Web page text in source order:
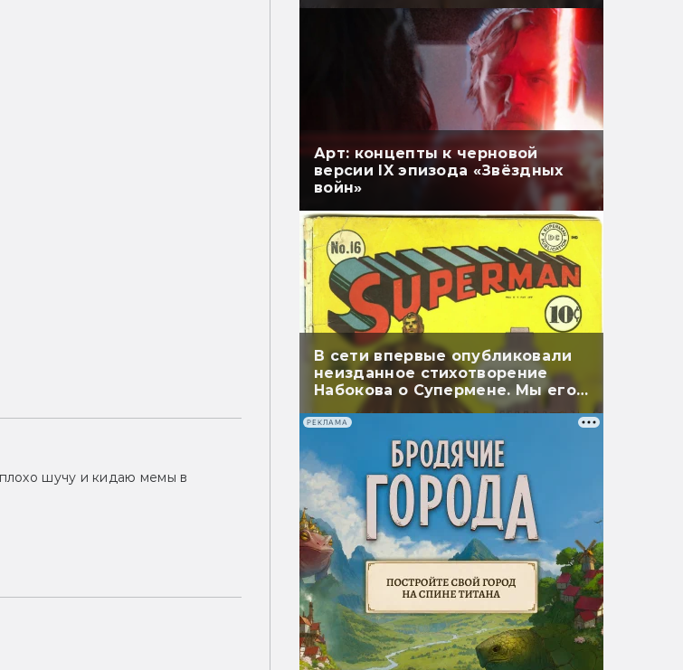
шучу и кидаю мемы в
Арт: концепты к черновой
версии IX эпизода «Звёздных
войн»
В сети впервые опубликовали
неизданное стихотворение
Набокова о Супермене. Мы его
перевели
РЕКЛАМА